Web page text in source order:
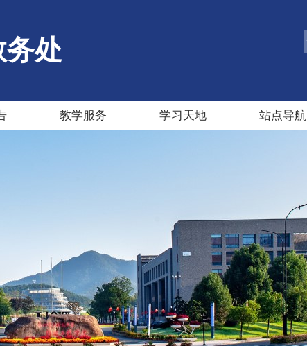
务处
教学服务 学习天地 站点导航